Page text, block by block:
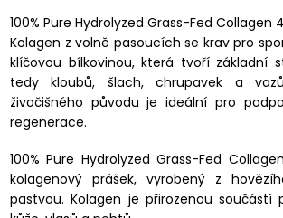
100% Pure Hydrolyzed Grass-Fed
Kolagen z volně pasoucích se krav pro
klíčovou bílkovinou, která tvoří základní
tedy kloubů, šlach, chrupavek a
živočišného původu je ideální pro
regenerace.
100% Pure Hydrolyzed Grass-Fed
kolagenový prášek, vyrobený z
pastvou. Kolagen je přirozenou součástí